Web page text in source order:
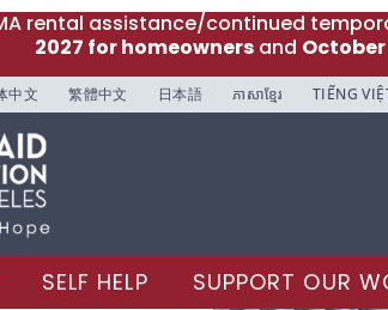
rental assistance/continued
2027 for homeownersand
中文 繁體中文 日本語 ភាសាខ្មែរ TIẾNG
SELF HELP SUPPORT OUR